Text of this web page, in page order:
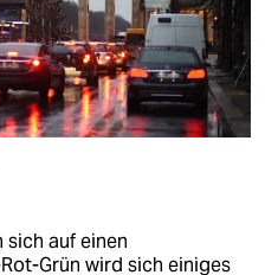
sich auf einen
Grün wird sich einiges